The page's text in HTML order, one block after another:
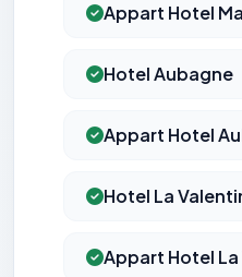
Appart Hotel
Hotel Aubagne
Appart Hotel
Hotel La
Appart Hotel